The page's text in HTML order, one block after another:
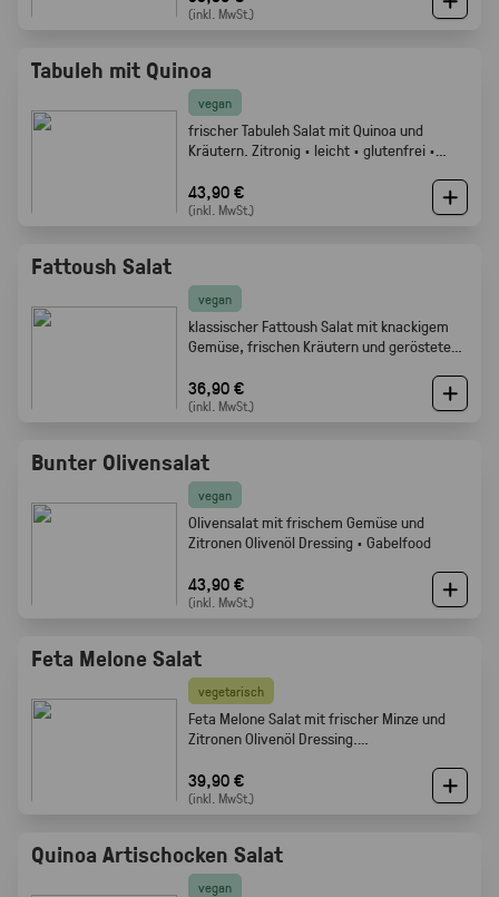
(inkl. MwSt.)
Tabuleh mit Quinoa
vegan
frischer Tabuleh Salat mit Quinoa und
Kräutern. Zitronig · leicht · glutenfrei ·
43,90 €
(inkl. MwSt.)
Fattoush Salat
vegan
klassischer Fattoush Salat mit knackigem
Gemüse, frischen Kräutern und geröstetem
Mezze oder Buffet Beilage · Gabelfood
36,90 €
(inkl. MwSt.)
Bunter Olivensalat
vegan
Olivensalat mit frischem Gemüse und
Zitronen Olivenöl Dressing · Gabelfood
43,90 €
(inkl. MwSt.)
Feta Melone Salat
vegetarisch
Feta Melone Salat mit frischer Minze und
Zitronen Olivenöl Dressing.
Beilage · Gabelfood
39,90 €
(inkl. MwSt.)
Quinoa Artischocken Salat
vegan